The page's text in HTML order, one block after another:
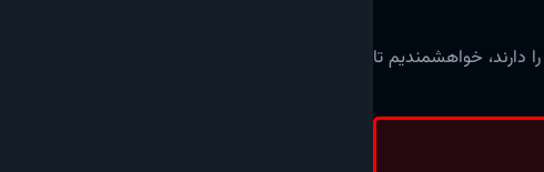
دارند، خواهشمندیم تا